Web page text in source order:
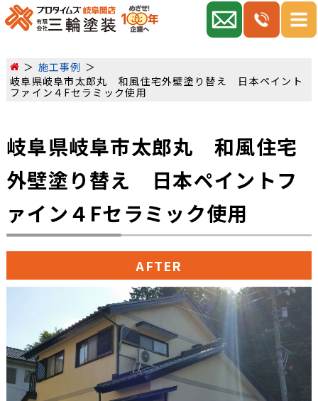
施工事例
岐阜県岐阜市太郎丸 和風住宅外壁塗り替え 日本ペイント
ファイン４Fセラミック使用
岐阜県岐阜市太郎丸 和風住宅
外壁塗り替え 日本ペイントフ
ァイン４Fセラミック使用
AFTER